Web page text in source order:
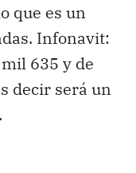
que es un
Infonavit:
635 y de
decir será un